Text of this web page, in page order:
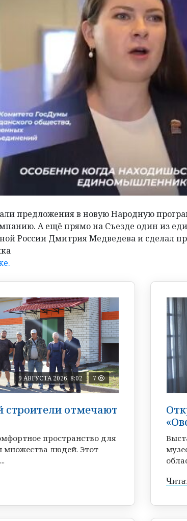
предложения в новую Народную
А ещё прямо на Съезде один из
России Дмитрия Медведева и сделал
9 АВГУСТА 2026, 8:02 7
строители отмечают
пространство для
множества людей. Этот